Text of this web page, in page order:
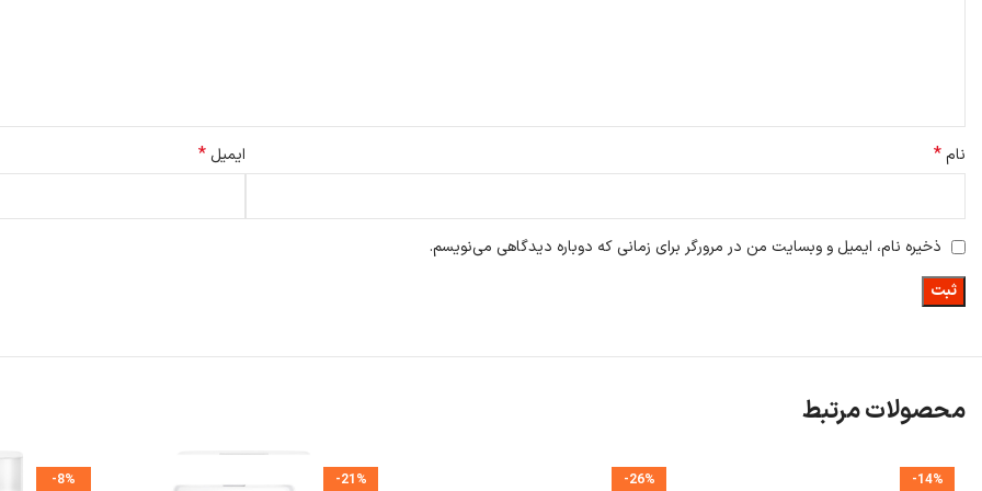
مشخصات ظاهری
نام* ایمیل *
ذخیره نام، ایمیل و وبسایت من در مرورگر برای زمانی که دوباره دیدگاهی می‌نویسم.
محصولات مرتبط
-14%
-26%
-21%
-8%